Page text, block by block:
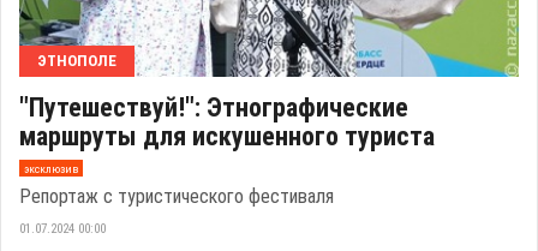
ЭТНОПОЛЕ
"Путешествуй!": Этнографические
маршруты для искушенного туриста
эксклюзив
Репортаж с туристического фестиваля
01.07.2024 00:00